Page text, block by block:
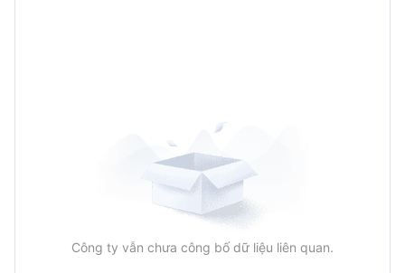
Công ty vẫn chưa công bố dữ liệu liên quan.